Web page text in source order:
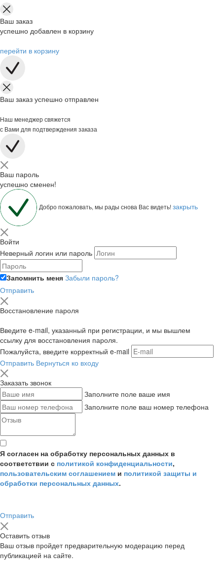
Ваш заказ
успешно добавлен в корзину
перейти в корзину
Ваш заказ успешно отправлен
Наш менеджер свяжется
с Вами для подтверждения заказа
Ваш пароль
успешно сменен!
Добро пожаловать, мы рады снова Вас видеть!закрыть
Войти
Неверный логин или пароль
Запомнить меня Забыли пароль?
Отправить
Восстановление пароля
Введите e-mail, указанный при регистрации, и мы вышлем
ссылку для восстановления пароля.
Пожалуйста, введите корректный e-mail
Отправить Вернуться ко входу
Заказать звонок
Заполните поле ваше имя
Заполните поле ваш номер телефона
Я согласен на обработку персональных данных в
соответствии с политикой конфиденциальности,
пользовательским соглашением и политикой защиты и
обработки персональных данных.
Отправить
Оставить отзыв
Ваш отзыв пройдет предварительную модерацию перед
публикацией на сайте.